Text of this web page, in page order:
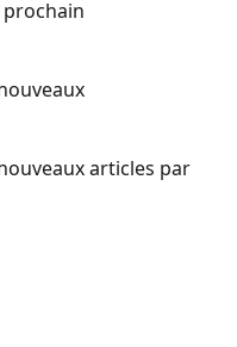
articles par